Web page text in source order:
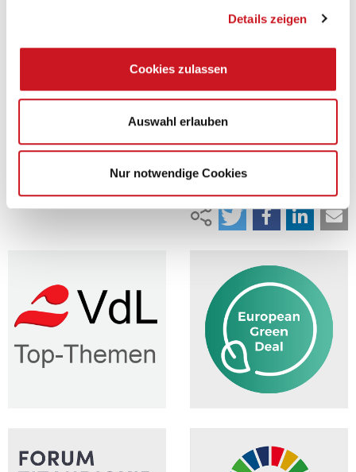
Details zeigen
Cookies zulassen
Auswahl erlauben
Nur notwendige Cookies
eine Charta zur nachhaltigen Entwicklung in der Lack- und
ökologischen und sozialen Prinzipien dargelegt, die im Hinblick auf
Mit der Charta verpflichten sich die CEPE-Mitglieder zu einer
Beachtung des Denkens in Lebenszyklen. Insbesondere werden die
Auswirkungen auf knappe Ressourcen und die Nutzung von Energie
eine prominentere Rolle in der Industrie spielen müssen.